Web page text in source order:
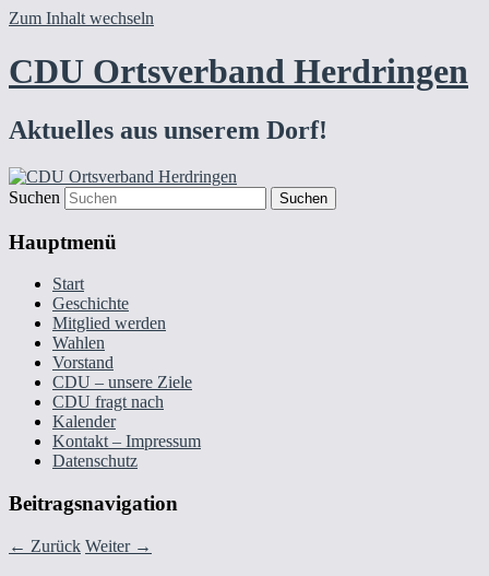
Zum Inhalt wechseln
CDU Ortsverband Herdringen
Aktuelles aus unserem Dorf!
Suchen
Hauptmenü
Start
Geschichte
Mitglied werden
Wahlen
Vorstand
CDU – unsere Ziele
CDU fragt nach
Kalender
Kontakt – Impressum
Datenschutz
Beitragsnavigation
← Zurück Weiter →